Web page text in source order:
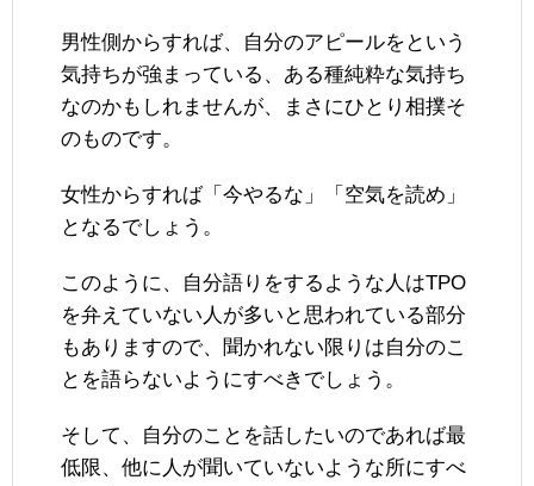
男性側からすれば、自分のアピールをという
気持ちが強まっている、ある種純粋な気持ち
なのかもしれませんが、まさにひとり相撲そ
のものです。
女性からすれば「今やるな」「空気を読め」
となるでしょう。
このように、自分語りをするような人はTPO
を弁えていない人が多いと思われている部分
もありますので、聞かれない限りは自分のこ
とを語らないようにすべきでしょう。
そして、自分のことを話したいのであれば最
低限、他に人が聞いていないような所にすべ